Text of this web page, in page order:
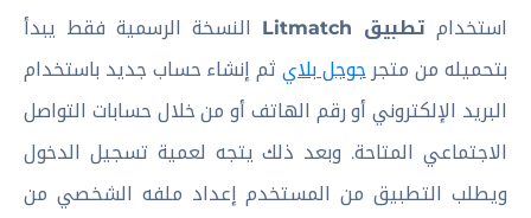
استخدام تطبيق Litmatch
النسخة الرسمية فقط يبدأ
بتحميله من متجر جوجل بلاي ثم إنشاء حساب جديد باستخدام
البريد الإلكتروني أو رقم الهاتف أو من خلال حسابات التواصل
الاجتماعي المتاحة. وبعد ذلك يتجه لعمية تسجيل الدخول
ويطلب التطبيق من المستخدم إعداد ملفه الشخصي من